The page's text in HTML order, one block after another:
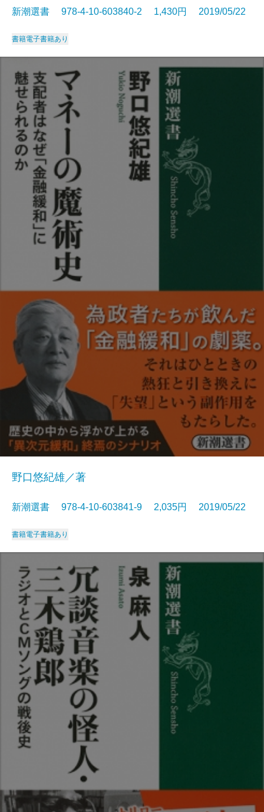
新潮選書 978-4-10-603840-2 1,430円 2019/05/22
書籍電子書籍あり
野口悠紀雄／著
新潮選書 978-4-10-603841-9 2,035円 2019/05/22
書籍電子書籍あり